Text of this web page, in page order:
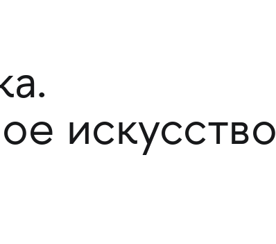
искусство